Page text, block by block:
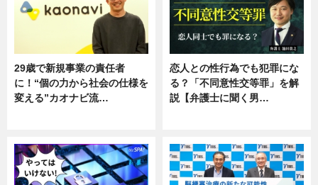
29歳で新規事業の責任者
に！“個の力から社会の仕様を
変える”カオナビ流…
恋人との性行為でも犯罪にな
る？「不同意性交等罪」を解
説【弁護士に聞く男…